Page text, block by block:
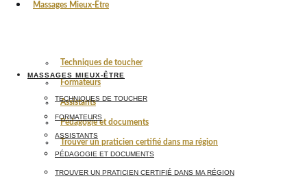
Massages Mieux-Être
Techniques de toucher
Formateurs
Assistants
Pédagogie et documents
Trouver un praticien certifié dans ma région
MASSAGES MIEUX-ÊTRE
TECHNIQUES DE TOUCHER
FORMATEURS
ASSISTANTS
PÉDAGOGIE ET DOCUMENTS
TROUVER UN PRATICIEN CERTIFIÉ DANS MA RÉGION